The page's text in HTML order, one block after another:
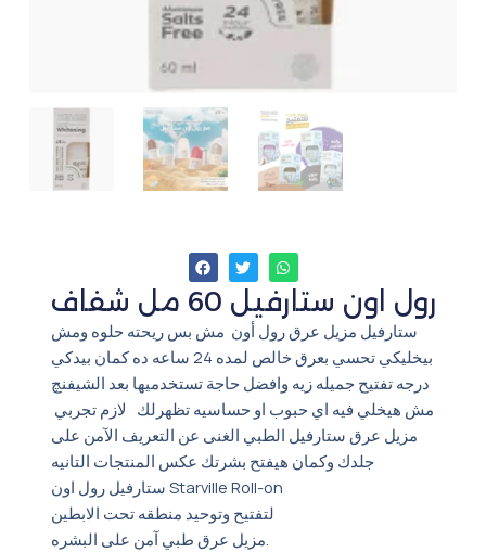
رول اون ستارفيل 60 مل شفاف
ستارفيل مزيل عرق رول أون مش بس ريحته حلوه ومش
بيخليكي تحسي بعرق خالص لمده 24 ساعه ده كمان بيدكي
درجه تفتيح جميله زيه وافضل حاجة تستخدميها بعد الشيفنچ
مش هيخلي فيه اي حبوب او حساسيه تظهرلك لازم تجربي
مزيل عرق ستارفيل الطبي الغنى عن التعريف الآمن على
جلدك وكمان هيفتح بشرتك عكس المنتجات التانيه
ستارفيل رول اون Starville Roll-on
لتفتيح وتوحيد منطقه تحت الابطين
مزيل عرق طبي آمن على البشره.